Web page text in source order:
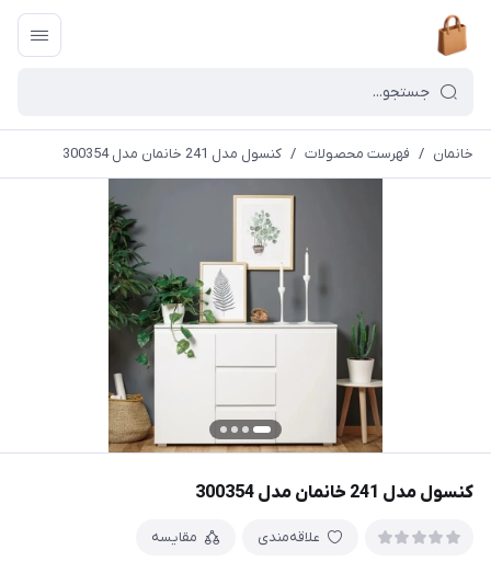
خانمان / فهرست محصولات / کنسول مدل 241 خانمان مدل 300354
کنسول مدل 241 خانمان مدل 300354
علاقه‌مندی مقایسه